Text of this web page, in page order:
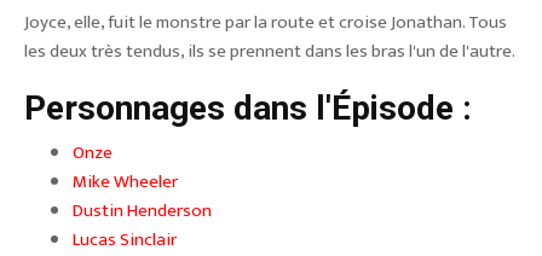
Joyce, elle, fuit le monstre par la route et croise Jonathan. Tous
les deux très tendus, ils se prennent dans les bras l'un de l'autre.
Personnages dans l'Épisode :
Onze
Mike Wheeler
Dustin Henderson
Lucas Sinclair